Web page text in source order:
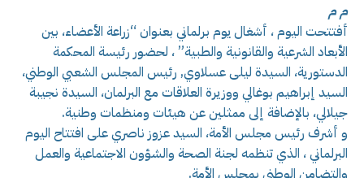
م م
أفتتحت اليوم ، أشغال يوم برلماني بعنوان “زراعة الأعضاء، بين
الأبعاد الشرعية والقانونية والطبية” ، لحضور رئيسة المحكمة
الدستورية، السيدة ليلى عسلاوي, رئيس المجلس الشعبي الوطني،
السيد إبراهيم بوغالي ووزيرة العلاقات مع البرلمان، السيدة نجيبة
جيلالي، بالإضافة إلى ممثلين عن هيئات ومنظمات وطنية.
و أشرف رئيس مجلس الأمة، السيد عزوز ناصري على افتتاح اليوم
البرلماني ، الذي تنظمه لجنة الصحة والشؤون الاجتماعية والعمل
والتضامن الوطني بمجلس الأمة.